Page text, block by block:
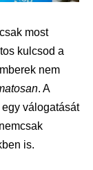
most
kulcsod a
nem
. A
egy válogatását
is.